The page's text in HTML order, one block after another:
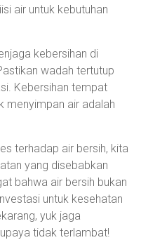
air untuk kebutuhan
kebersihan di
wadah tertutup
Kebersihan tempat
menyimpan air adalah
terhadap air bersih, kita
yang disebabkan
bahwa air bersih bukan
untuk kesehatan
yuk jaga
tidak terlambat!